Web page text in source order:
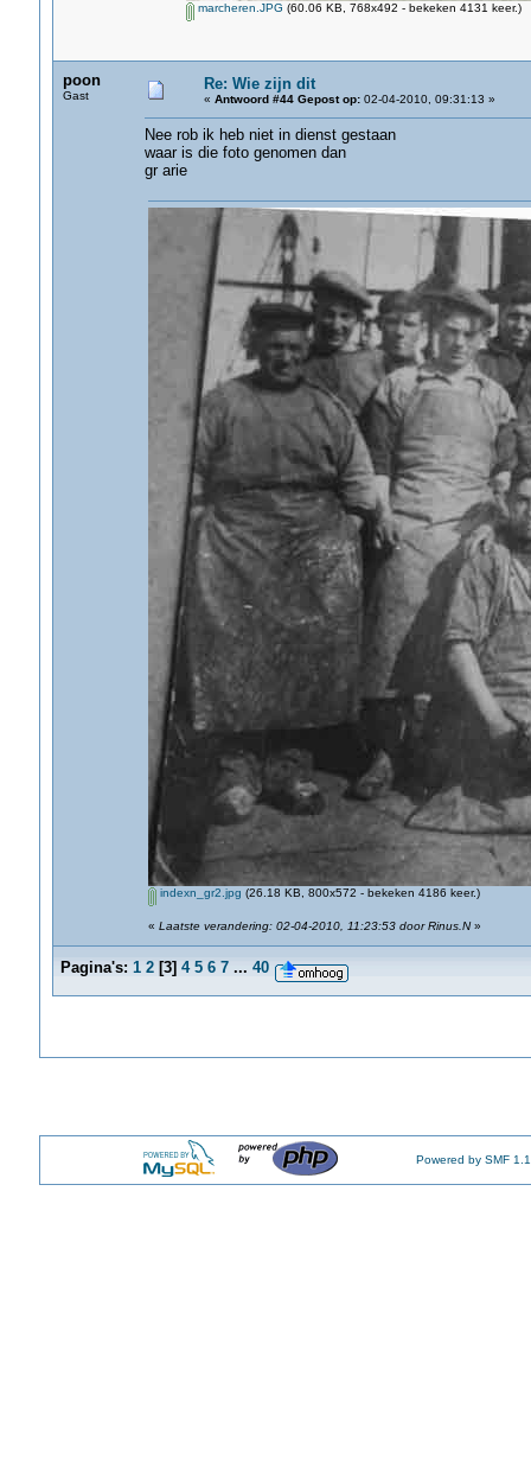
marcheren.JPG (60.06 KB, 768x492 - bekeken 4131 keer.)
poon
Gast
Re: Wie zijn dit
« Antwoord #44 Gepost op:02-04-2010, 09:31:13 »
Nee rob ik heb niet in dienst gestaan
waar is die foto genomen dan
gr arie
indexn_gr2.jpg (26.18 KB, 800x572 - bekeken 4186 keer.)
« Laatste verandering: 02-04-2010, 11:23:53 door Rinus.N»
Pagina's: 1 2[3] 4 5 6 7 ... 40
Powered by SMF